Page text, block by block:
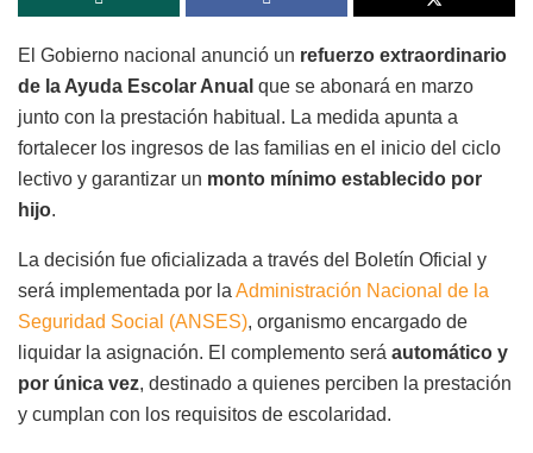
El Gobierno nacional anunció un refuerzo extraordinario
de la Ayuda Escolar Anual que se abonará en marzo
junto con la prestación habitual. La medida apunta a
fortalecer los ingresos de las familias en el inicio del ciclo
lectivo y garantizar un monto mínimo establecido por
hijo.
La decisión fue oficializada a través del Boletín Oficial y
será implementada por laAdministración Nacional de la
Seguridad Social (ANSES), organismo encargado de
liquidar la asignación. El complemento será automático y
por única vez, destinado a quienes perciben la prestación
y cumplan con los requisitos de escolaridad.